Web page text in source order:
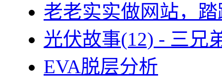
老老实实做网站，
光伏故事(12) - 三兄
EVA脱层分析